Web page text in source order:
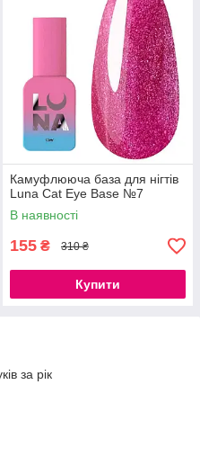
Камуфлююча база для нігтів
Luna Cat Eye Base №7
В наявності
155 ₴ 310 ₴
Купити
за рік